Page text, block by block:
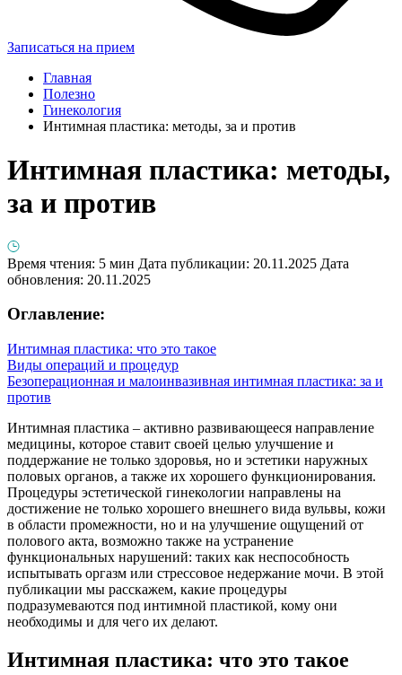
Записаться на прием
Главная
Полезно
Гинекология
Интимная пластика: методы, за и против
Интимная пластика: методы,
за и против
Время чтения: 5 мин Дата публикации: 20.11.2025 Дата
обновления: 20.11.2025
Оглавление:
Интимная пластика: что это такое
Виды операций и процедур
Безоперационная и малоинвазивная интимная пластика: за и
против
Интимная пластика – активно развивающееся направление
медицины, которое ставит своей целью улучшение и
поддержание не только здоровья, но и эстетики наружных
половых органов, а также их хорошего функционирования.
Процедуры эстетической гинекологии направлены на
достижение не только хорошего внешнего вида вульвы, кожи
в области промежности, но и на улучшение ощущений от
полового акта, возможно также на устранение
функциональных нарушений: таких как неспособность
испытывать оргазм или стрессовое недержание мочи. В этой
публикации мы расскажем, какие процедуры
подразумеваются под интимной пластикой, кому они
необходимы и для чего их делают.
Интимная пластика: что это такое